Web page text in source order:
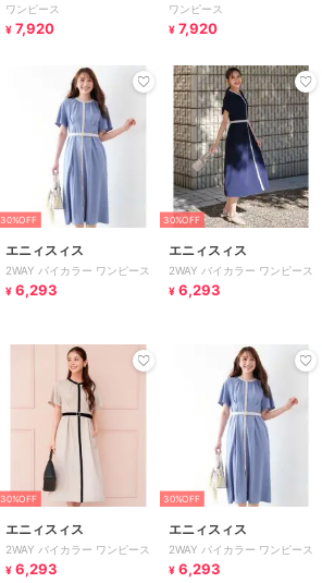
ワンピース
¥ 7,920
ワンピース
¥ 7,920
30%OFF
エニィスィス
2WAY バイカラー ワンピース
¥ 6,293
30%OFF
エニィスィス
2WAY バイカラー ワンピース
¥ 6,293
30%OFF
エニィスィス
2WAY バイカラー ワンピース
¥ 6,293
30%OFF
エニィスィス
2WAY バイカラー ワンピース
¥ 6,293